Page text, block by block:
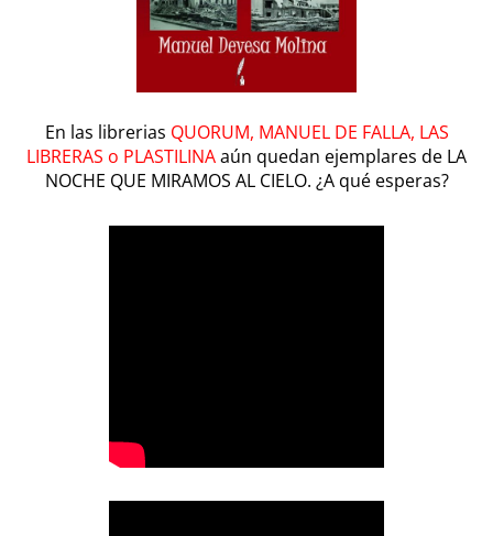
En las librerias QUORUM, MANUEL DE FALLA, LAS
LIBRERAS o PLASTILINAaún quedan ejemplares de LA
NOCHE QUE MIRAMOS AL CIELO. ¿A qué esperas?